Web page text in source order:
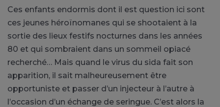
Ces enfants endormis dont il est question ici sont
ces jeunes héroïnomanes qui se shootaient à la
sortie des lieux festifs nocturnes dans les années
80 et qui sombraient dans un sommeil opiacé
recherché… Mais quand le virus du sida fait son
apparition, il sait malheureusement être
opportuniste et passer d’un injecteur à l’autre à
l’occasion d’un échange de seringue. C’est alors la